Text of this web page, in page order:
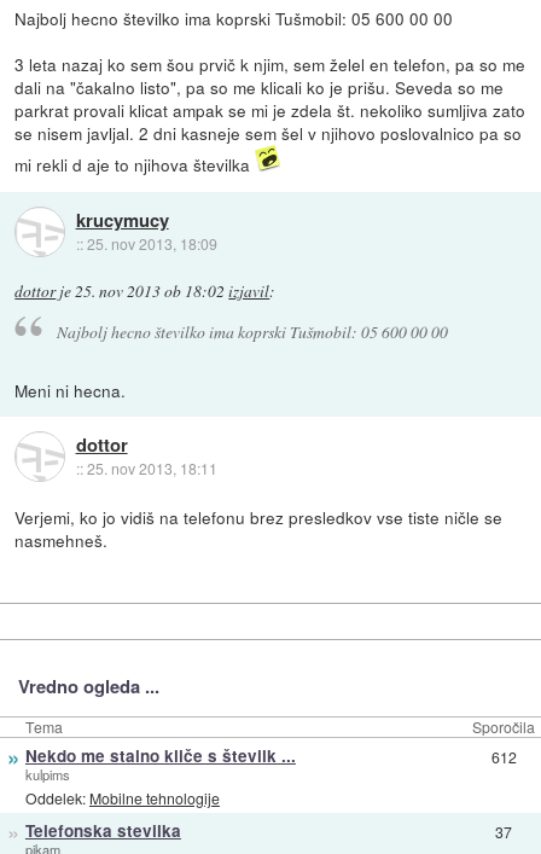
Najbolj hecno številko ima koprski Tušmobil: 05 600 00 00
3 leta nazaj ko sem šou prvič k njim, sem želel en telefon, pa so me
dali na "čakalno listo", pa so me klicali ko je prišu. Seveda so me
parkrat provali klicat ampak se mi je zdela št. nekoliko sumljiva zato
se nisem javljal. 2 dni kasneje sem šel v njihovo poslovalnico pa so
mi rekli d aje to njihova številka
krucymucy
::25. nov 2013, 18:09
dottorje25. nov 2013 ob 18:02 izjavil:
Najbolj hecno številko ima koprski Tušmobil: 05 600 00 00
Meni ni hecna.
dottor
::25. nov 2013, 18:11
Verjemi, ko jo vidiš na telefonu brez presledkov vse tiste ničle se
nasmehneš.
Vredno ogleda ...
Tema Sporočila
» Nekdo me stalno kliče s številk ...
kulpims
Oddelek: Mobilne tehnologije
612
» Telefonska stevilka
pikam
37